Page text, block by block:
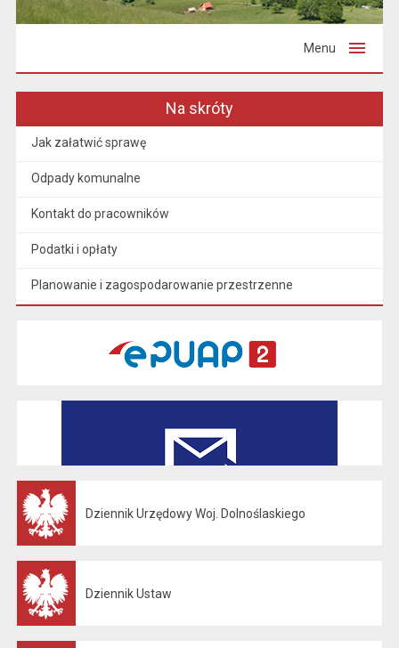
Menu
Na skróty
Jak załatwić sprawę
Odpady komunalne
Kontakt do pracowników
Podatki i opłaty
Planowanie i zagospodarowanie przestrzenne
Dziennik Urzędowy Woj. Dolnoślaskiego
Dziennik Ustaw